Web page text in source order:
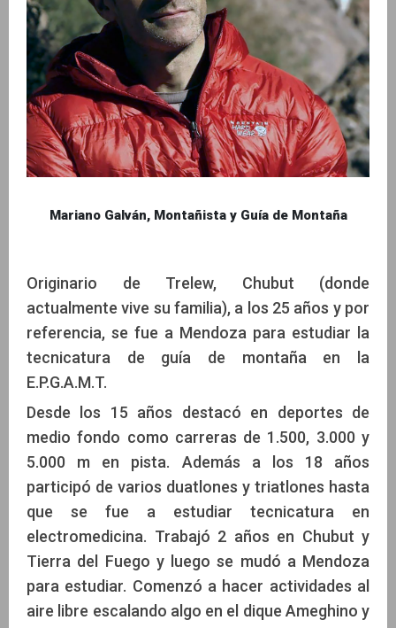
Mariano Galván, Montañista y Guía de Montaña
Originario de Trelew, Chubut (donde
actualmente vive su familia), a los 25 años y por
referencia, se fue a Mendoza para estudiar la
tecnicatura de guía de montaña en la
E.P.G.A.M.T.
Desde los 15 años destacó en deportes de
medio fondo como carreras de 1.500, 3.000 y
5.000 m en pista. Además a los 18 años
participó de varios duatlones y triatlones hasta
que se fue a estudiar tecnicatura en
electromedicina. Trabajó 2 años en Chubut y
Tierra del Fuego y luego se mudó a Mendoza
para estudiar. Comenzó a hacer actividades al
aire libre escalando algo en el dique Ameghino y